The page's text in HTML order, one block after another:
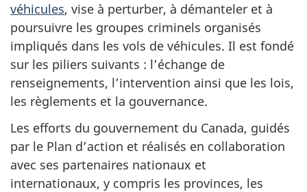
véhicules, vise à perturber, à démanteler et à
poursuivre les groupes criminels organisés
impliqués dans les vols de véhicules. Il est fondé
sur les piliers suivants : l’échange de
renseignements, l’intervention ainsi que les lois,
les règlements et la gouvernance.
Les efforts du gouvernement du Canada, guidés
par le Plan d’action et réalisés en collaboration
avec ses partenaires nationaux et
internationaux, y compris les provinces, les